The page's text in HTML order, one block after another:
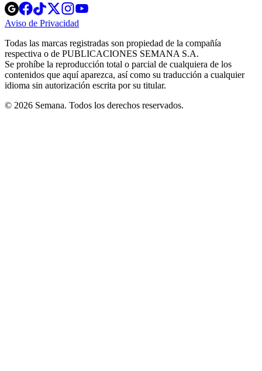
Opens
in
new
Opens
in
new
Opens
in
new
window
Opens
new
windowwindow
Aviso de Privacidad
new
window
Todas las marcas registradas son propiedad de la compañía
respectiva o de PUBLICACIONES SEMANA S.A.
Se prohíbe la reproducción total o parcial de cualquiera de los
contenidos que aquí aparezca, así como su traducción a cualquier
idioma sin autorización escrita por su titular.
© 2026 Semana. Todos los derechos reservados.